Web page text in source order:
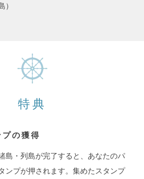
）
特典
の獲得
島・列島が完了すると、あなたのパ
ンプが押されます。集めたスタンプ